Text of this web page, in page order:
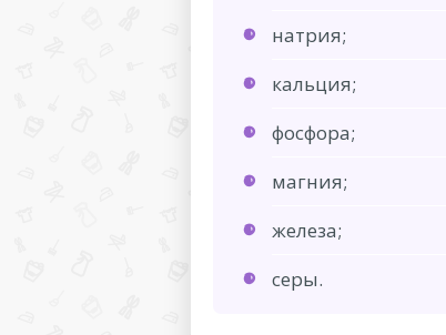
натрия;
кальция;
фосфора;
магния;
железа;
серы.